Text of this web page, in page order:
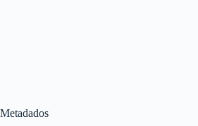
Metadados